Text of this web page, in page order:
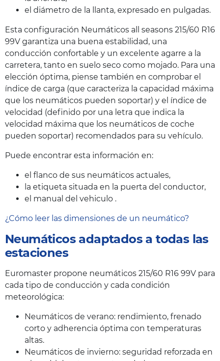
el diámetro de la llanta, expresado en pulgadas.
Esta configuración Neumáticos all seasons 215/60 R16
99V garantiza una buena estabilidad, una
conducción confortable y un excelente agarre a la
carretera, tanto en suelo seco como mojado. Para una
elección óptima, piense también en comprobar el
índice de carga (que caracteriza la capacidad máxima
que los neumáticos pueden soportar) y el índice de
velocidad (definido por una letra que indica la
velocidad máxima que los neumáticos de coche
pueden soportar) recomendados para su vehículo.
Puede encontrar esta información en:
el flanco de sus neumáticos actuales,
la etiqueta situada en la puerta del conductor,
el manual del vehiculo .
¿Cómo leer las dimensiones de un neumático?
Neumáticos adaptados a todas las
estaciones
Euromaster propone neumáticos 215/60 R16 99V para
cada tipo de conducción y cada condición
meteorológica:
Neumáticos de verano: rendimiento, frenado
corto y adherencia óptima con temperaturas
altas.
Neumáticos de invierno: seguridad reforzada en